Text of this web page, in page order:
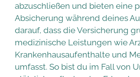
abzuschließen und bieten eine
Absicherung während deines
darauf, dass die Versicherung
medizinische Leistungen wie
Krankenhausaufenthalte und
umfasst. So bist du im Fall von